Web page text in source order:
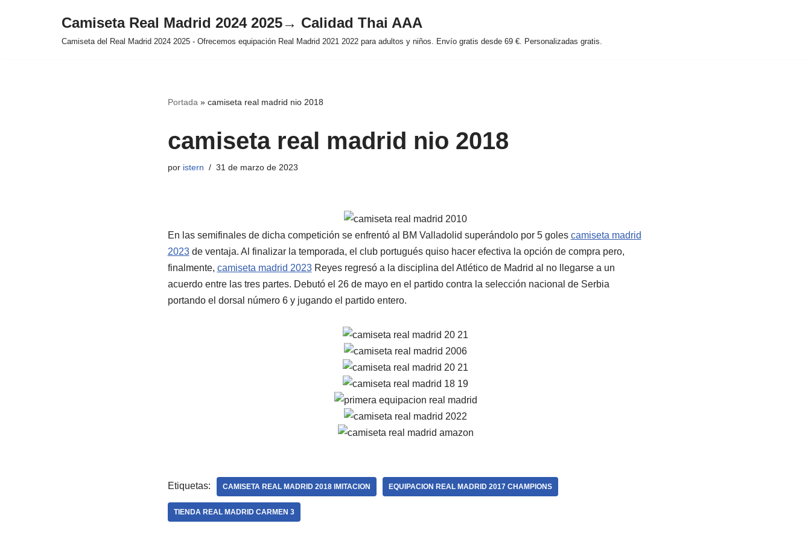
Camiseta Real Madrid 2024 2025→ Calidad Thai AAA
Camiseta del Real Madrid 2024 2025 - Ofrecemos equipación Real Madrid 2021 2022 para adultos y niños. Envío gratis desde 69 €. Personalizadas gratis.
Portada » camiseta real madrid nio 2018
camiseta real madrid nio 2018
por istern 31 de marzo de 2023
En las semifinales de dicha competición se enfrentó al BM Valladolid superándolo por 5 goles camiseta madrid
2023de ventaja. Al finalizar la temporada, el club portugués quiso hacer efectiva la opción de compra pero,
finalmente, camiseta madrid 2023Reyes regresó a la disciplina del Atlético de Madrid al no llegarse a un
acuerdo entre las tres partes. Debutó el 26 de mayo en el partido contra la selección nacional de Serbia
portando el dorsal número 6 y jugando el partido entero.
Etiquetas: CAMISETA REAL MADRID 2018 IMITACION EQUIPACION REAL MADRID 2017 CHAMPIONS
TIENDA REAL MADRID CARMEN 3